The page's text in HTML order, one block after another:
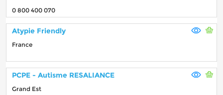
0 800 400 070
Atypie Friendly
France
PCPE - Autisme RESALIANCE
Grand Est